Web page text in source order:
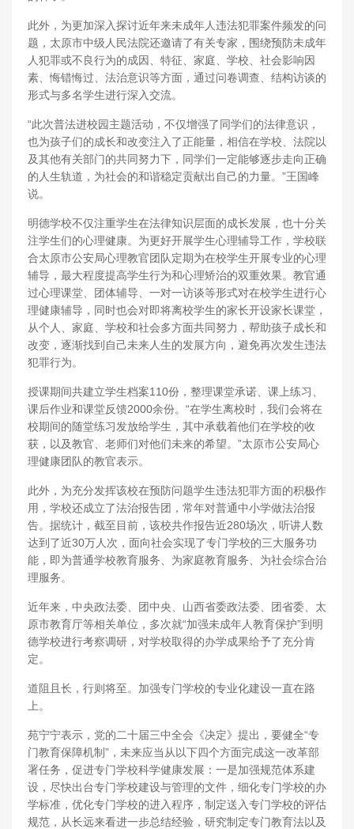
此外，为更加深入探讨近年来未成年人违法犯罪案件频发的问
题，太原市中级人民法院还邀请了有关专家，围绕预防未成年
人犯罪或不良行为的成因、特征、家庭、学校、社会影响因
素、悔错悔过、法治意识等方面，通过问卷调查、结构访谈的
形式与多名学生进行深入交流。
“此次普法进校园主题活动，不仅增强了同学们的法律意识，
也为孩子们的成长和改变注入了正能量，相信在学校、法院以
及其他有关部门的共同努力下，同学们一定能够逐步走向正确
的人生轨道，为社会的和谐稳定贡献出自己的力量。”王国峰
说。
明德学校不仅注重学生在法律知识层面的成长发展，也十分关
注学生们的心理健康。为更好开展学生心理辅导工作，学校联
合太原市公安局心理教官团队定期为在校学生开展专业的心理
辅导，最大程度提高学生行为和心理矫治的双重效果。教官通
过心理课堂、团体辅导、一对一访谈等形式对在校学生进行心
理健康辅导，同时也会对即将离校学生的家长开设家长课堂，
从个人、家庭、学校和社会多方面共同努力，帮助孩子成长和
改变，逐渐找到自己未来人生的发展方向，避免再次发生违法
犯罪行为。
授课期间共建立学生档案110份，整理课堂承诺、课上练习、
课后作业和课堂反馈2000余份。“在学生离校时，我们会将在
校期间的随堂练习发放给学生，其中承载着他们在学校的收
获，以及教官、老师们对他们未来的希望。”太原市公安局心
理健康团队的教官表示。
此外，为充分发挥该校在预防问题学生违法犯罪方面的积极作
用，学校还成立了法治报告团，常年对普通中小学做法治报
告。据统计，截至目前，该校共作报告近280场次，听讲人数
达到了近30万人次，面向社会实现了专门学校的三大服务功
能，即为普通学校教育服务、为家庭教育服务、为社会综合治
理服务。
近年来，中央政法委、团中央、山西省委政法委、团省委、太
原市教育厅等相关单位，多次就“加强未成年人教育保护”到明
德学校进行考察调研，对学校取得的办学成果给予了充分肯
定。
道阻且长，行则将至。加强专门学校的专业化建设一直在路
上。
苑宁宁表示，党的二十届三中全会《决定》提出，要健全“专
门教育保障机制”，未来应当从以下四个方面完成这一改革部
署任务，促进专门学校科学健康发展：一是加强规范体系建
设，尽快出台专门学校建设与管理的文件，细化专门学校的办
学标准，优化专门学校的进入程序，制定送入专门学校的评估
规范，从长远来看进一步总结经验，研究制定专门教育法以及